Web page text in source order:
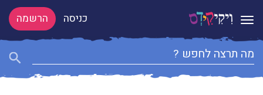
Toggle navigation כניסה הרשמה